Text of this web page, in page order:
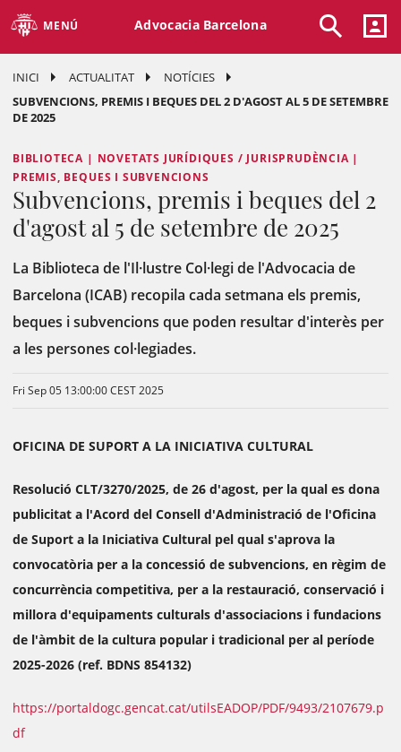
MENÚ Advocacia Barcelona
INICI ACTUALITAT
NOTÍCIES
SUBVENCIONS, PREMIS I BEQUES DEL 2 D'AGOST AL 5 DE SETEMBRE
DE 2025
BIBLIOTECA | NOVETATS JURÍDIQUES / JURISPRUDÈNCIA |
PREMIS, BEQUES I SUBVENCIONS
Subvencions, premis i beques del 2
d'agost al 5 de setembre de 2025
La Biblioteca de l'Il·lustre Col·legi de l'Advocacia de
Barcelona (ICAB) recopila cada setmana els premis,
beques i subvencions que poden resultar d'interès per
a les persones col·legiades.
Fri Sep 05 13:00:00 CEST 2025
OFICINA DE SUPORT A LA INICIATIVA CULTURAL
Resolució CLT/3270/2025, de 26 d'agost, per la qual es dona
publicitat a l'Acord del Consell d'Administració de l'Oficina
de Suport a la Iniciativa Cultural pel qual s'aprova la
convocatòria per a la concessió de subvencions, en règim de
concurrència competitiva, per a la restauració, conservació i
millora d'equipaments culturals d'associacions i fundacions
de l'àmbit de la cultura popular i tradicional per al període
2025-2026 (ref. BDNS 854132)
https://portaldogc.gencat.cat/utilsEADOP/PDF/9493/2107679.p
df